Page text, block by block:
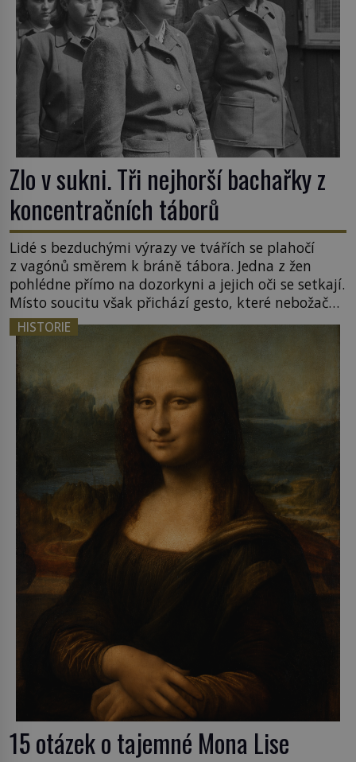
Zlo v sukni. Tři nejhorší bachařky z
koncentračních táborů
Lidé s bezduchými výrazy ve tvářích se plahočí
z vagónů směrem k bráně tábora. Jedna z žen
pohlédne přímo na dozorkyni a jejich oči se setkají.
Místo soucitu však přichází gesto, které nebožačku
posílá rovnou do plynové komory. Jména jako
Rudolf Höss (1901–1947), Josef Mengele (1911–
1979) či Heinrich Himmler (1900–1945) zná každý,
o koho se historie jen otřela. Jenže […]
HISTORIE
15 otázek o tajemné Mona Lise